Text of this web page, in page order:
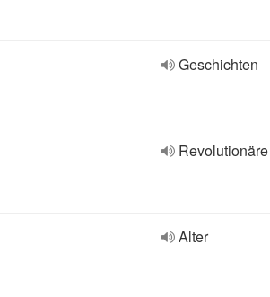
Geschichten
Revolutionäre
Alter